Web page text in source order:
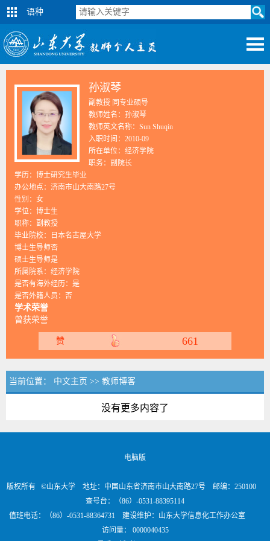
语种
孙淑琴
副教授 同专业硕导
教师姓名：孙淑琴
教师英文名称：Sun Shuqin
入职时间：2010-09
所在单位：经济学院
职务：副院长
学历：博士研究生毕业
办公地点：济南市山大南路27号
性别：女
学位：博士生
职称：副教授
毕业院校：日本名古屋大学
博士生导师否
硕士生导师是
所属院系：经济学院
是否有海外经历：是
是否外籍人员：否
学术荣誉
曾获荣誉
赞 661
当前位置： 中文主页 >> 教师博客
没有更多内容了
电脑版
版权所有 ©山东大学 地址：中国山东省济南市山大南路27号 邮编：250100
查号台：（86）-0531-88395114
值班电话：（86）-0531-88364731 建设维护：山东大学信息化工作办公室
访问量： 0000040435